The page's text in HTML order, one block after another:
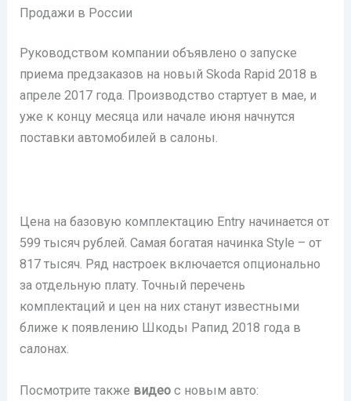
Продажи в России
Руководством компании объявлено о запуске
приема предзаказов на новый Skoda Rapid 2018 в
апреле 2017 года. Производство стартует в мае, и
уже к концу месяца или начале июня начнутся
поставки автомобилей в салоны.
Цена на базовую комплектацию Entry начинается от
599 тысяч рублей. Самая богатая начинка Style – от
817 тысяч. Ряд настроек включается опционально
за отдельную плату. Точный перечень
комплектаций и цен на них станут известными
ближе к появлению Шкоды Рапид 2018 года в
салонах.
Посмотрите также видео с новым авто: